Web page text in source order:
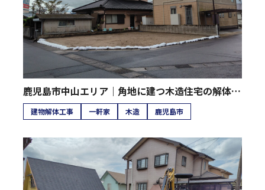
鹿児島市中山エリア｜角地に建つ木造住宅の解体工事
建物解体工事 一軒家 木造 鹿児島市